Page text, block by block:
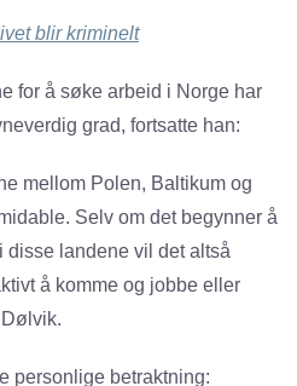
blir kriminelt
for å søke arbeid i Norge har
grad, fortsatte han:
mellom Polen, Baltikum og
Selv om det begynner å
disse landene vil det altså
å komme og jobbe eller
personlige betraktning: